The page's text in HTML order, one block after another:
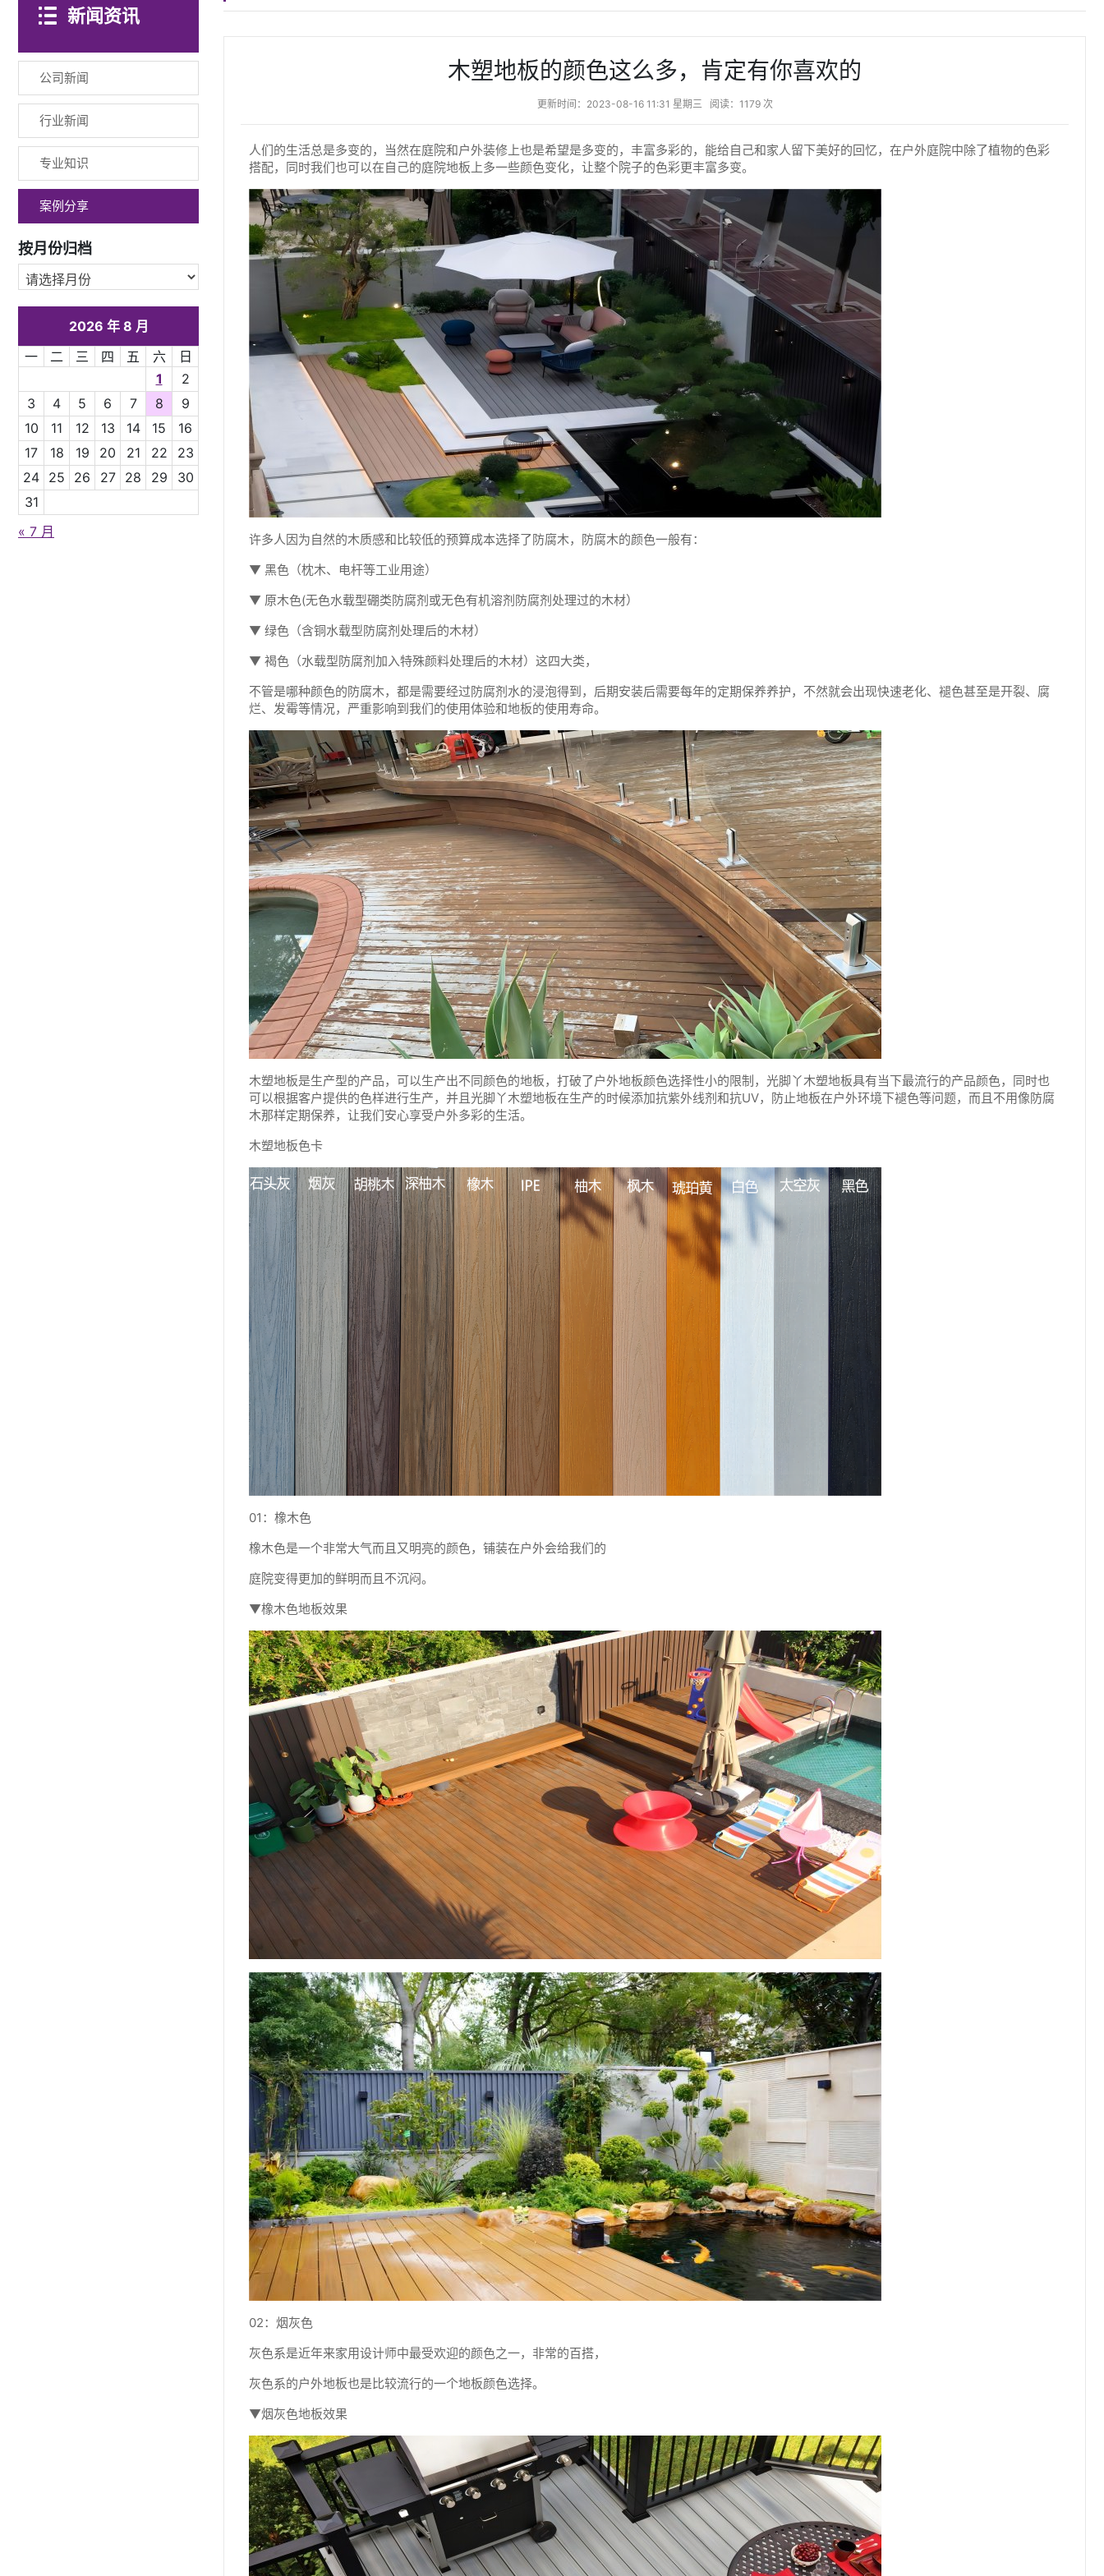
新闻资讯
公司新闻
行业新闻
专业知识
案例分享
按月份归档
2026 年 8 月
一
二 三 四 五 六
日
1
2
3
4 5 6 7 8
9
10
11 12 13 14 15
16
17
18 19 20 21 22
23
24 25 26 27 28 29
30
31
« 7 月
木塑地板的颜色这么多，肯定有你喜欢的
更新时间：2023-08-16 11:31 星期三 阅读：1179 次
人们的生活总是多变的，当然在庭院和户外装修上也是希望是多变的，丰富多彩的，能给自己和家人留下美好的回忆，在户外庭院中除了植物的色彩
搭配，同时我们也可以在自己的庭院地板上多一些颜色变化，让整个院子的色彩更丰富多变。
许多人因为自然的木质感和比较低的预算成本选择了防腐木，防腐木的颜色一般有：
▼ 黑色（枕木、电杆等工业用途）
▼ 原木色(无色水载型硼类防腐剂或无色有机溶剂防腐剂处理过的木材）
▼ 绿色（含铜水载型防腐剂处理后的木材）
▼ 褐色（水载型防腐剂加入特殊颜料处理后的木材）这四大类，
不管是哪种颜色的防腐木，都是需要经过防腐剂水的浸泡得到，后期安装后需要每年的定期保养养护，不然就会出现快速老化、褪色甚至是开裂、腐
烂、发霉等情况，严重影响到我们的使用体验和地板的使用寿命。
木塑地板是生产型的产品，可以生产出不同颜色的地板，打破了户外地板颜色选择性小的限制，光脚丫木塑地板具有当下最流行的产品颜色，同时也
可以根据客户提供的色样进行生产，并且光脚丫木塑地板在生产的时候添加抗紫外线剂和抗UV，防止地板在户外环境下褪色等问题，而且不用像防腐
木那样定期保养，让我们安心享受户外多彩的生活。
木塑地板色卡
01：橡木色
橡木色是一个非常大气而且又明亮的颜色，铺装在户外会给我们的
庭院变得更加的鲜明而且不沉闷。
▼橡木色地板效果
02：烟灰色
灰色系是近年来家用设计师中最受欢迎的颜色之一，非常的百搭，
灰色系的户外地板也是比较流行的一个地板颜色选择。
▼烟灰色地板效果